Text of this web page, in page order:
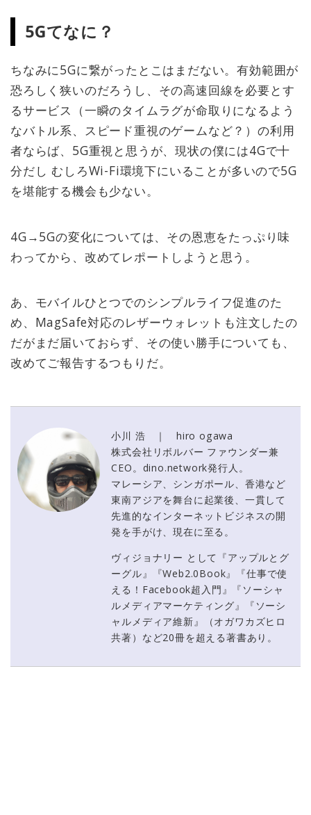
5Gてなに？
ちなみに5Gに繋がったとこはまだない。有効範囲が
恐ろしく狭いのだろうし、その高速回線を必要とす
るサービス（一瞬のタイムラグが命取りになるよう
なバトル系、スピード重視のゲームなど？）の利用
者ならば、5G重視と思うが、現状の僕には4Gで十
分だし むしろWi-Fi環境下にいることが多いので5G
を堪能する機会も少ない。
4G→5Gの変化については、その恩恵をたっぷり味
わってから、改めてレポートしようと思う。
あ、モバイルひとつでのシンプルライフ促進のた
め、MagSafe対応のレザーウォレットも注文したの
だがまだ届いておらず、その使い勝手についても、
改めてご報告するつもりだ。
小川 浩 ｜ hiro ogawa
株式会社リボルバー ファウンダー兼
CEO。dino.network発行人。
マレーシア、シンガポール、香港など
東南アジアを舞台に起業後、一貫して
先進的なインターネットビジネスの開
発を手がけ、現在に至る。
ヴィジョナリー として『アップルとグ
ーグル』『Web2.0Book』『仕事で使
える！Facebook超入門』『ソーシャ
ルメディアマーケティング』『ソーシ
ャルメディア維新』（オガワカズヒロ
共著）など20冊を超える著書あり。